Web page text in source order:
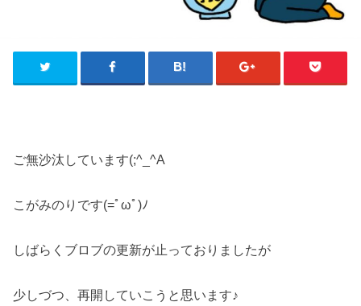
ご無沙汰しています(;^_^A
こがみのりです(=ﾟωﾟ)ﾉ
しばらくブロブの更新が止っておりましたが
少しづつ、再開していこうと思います♪